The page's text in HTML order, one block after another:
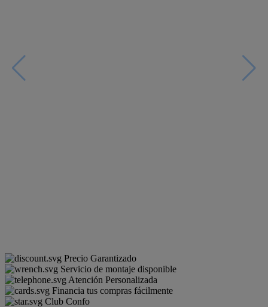
Precio Garantizado
Servicio de montaje disponible
Atención Personalizada
Financia tus compras fácilmente
Club Confo